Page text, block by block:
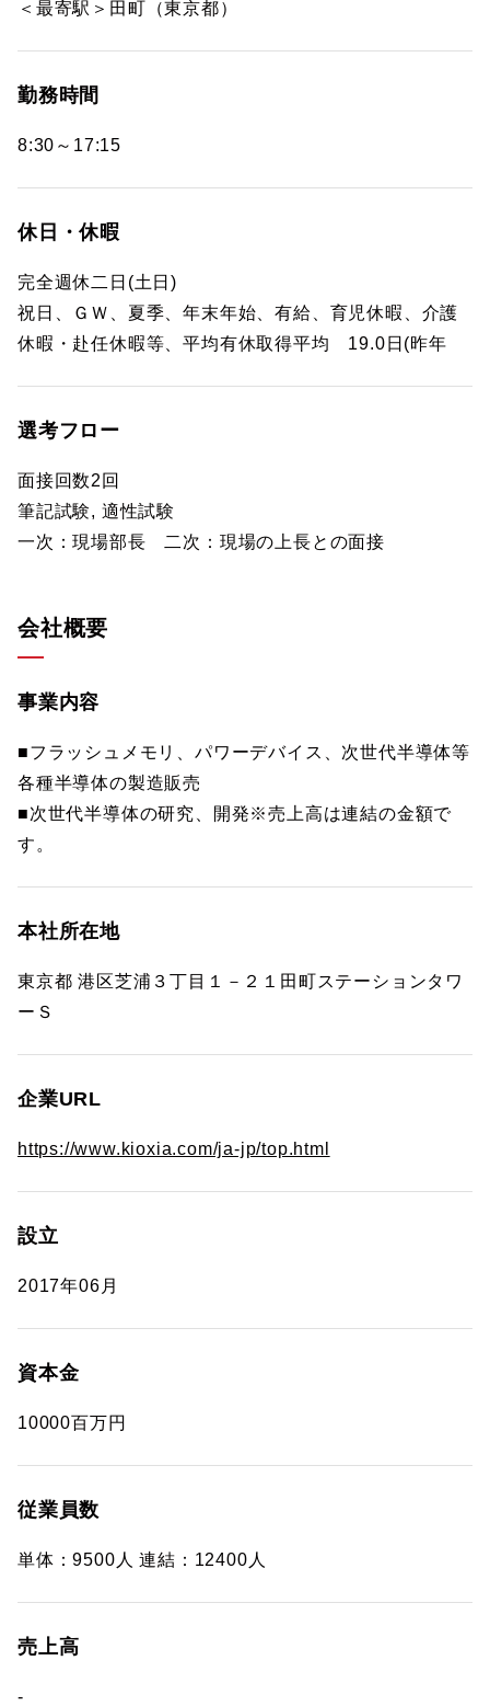
＜最寄駅＞田町（東京都）
勤務時間
8:30～17:15
休日・休暇
完全週休二日(土日)
祝日、ＧＷ、夏季、年末年始、有給、育児休暇、介護
休暇・赴任休暇等、平均有休取得平均 19.0日(昨年
選考フロー
面接回数2回
筆記試験, 適性試験
一次：現場部長 二次：現場の上長との面接
会社概要
事業内容
■フラッシュメモリ、パワーデバイス、次世代半導体等
各種半導体の製造販売
■次世代半導体の研究、開発※売上高は連結の金額で
す。
本社所在地
東京都 港区芝浦３丁目１－２１田町ステーションタワ
ーＳ
企業URL
https://www.kioxia.com/ja-jp/top.html
設立
2017年06月
資本金
10000百万円
従業員数
単体：9500人 連結：12400人
売上高
-